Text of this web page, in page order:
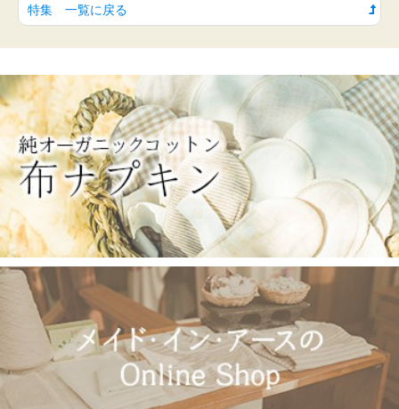
特集 一覧に戻る